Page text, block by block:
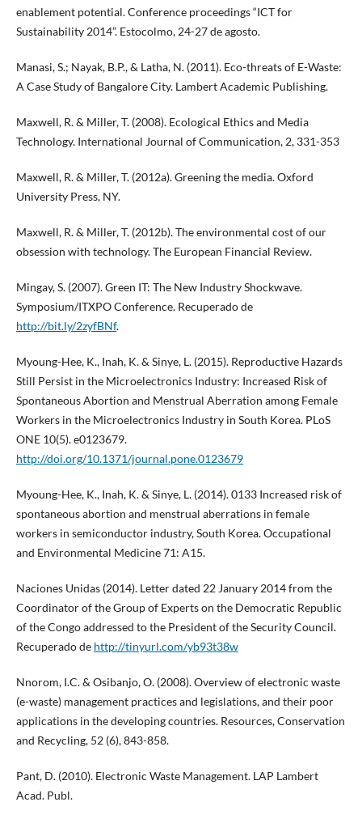
enablement potential. Conference proceedings “ICT for
Sustainability 2014”. Estocolmo, 24-27 de agosto.
Manasi, S.; Nayak, B.P., & Latha, N. (2011). Eco-threats of E-Waste:
A Case Study of Bangalore City. Lambert Academic Publishing.
Maxwell, R. & Miller, T. (2008). Ecological Ethics and Media
Technology. International Journal of Communication, 2, 331-353
Maxwell, R. & Miller, T. (2012a). Greening the media. Oxford
University Press, NY.
Maxwell, R. & Miller, T. (2012b). The environmental cost of our
obsession with technology. The European Financial Review.
Mingay, S. (2007). Green IT: The New Industry Shockwave.
Symposium/ITXPO Conference. Recuperado de
http://bit.ly/2zyfBNf.
Myoung-Hee, K., Inah, K. & Sinye, L. (2015). Reproductive Hazards
Still Persist in the Microelectronics Industry: Increased Risk of
Spontaneous Abortion and Menstrual Aberration among Female
Workers in the Microelectronics Industry in South Korea. PLoS
ONE 10(5). e0123679.
http://doi.org/10.1371/journal.pone.0123679
Myoung-Hee, K., Inah, K. & Sinye, L. (2014). 0133 Increased risk of
spontaneous abortion and menstrual aberrations in female
workers in semiconductor industry, South Korea. Occupational
and Environmental Medicine 71: A15.
Naciones Unidas (2014). Letter dated 22 January 2014 from the
Coordinator of the Group of Experts on the Democratic Republic
of the Congo addressed to the President of the Security Council.
Recuperado de http://tinyurl.com/yb93t38w
Nnorom, I.C. & Osibanjo, O. (2008). Overview of electronic waste
(e-waste) management practices and legislations, and their poor
applications in the developing countries. Resources, Conservation
and Recycling, 52 (6), 843-858.
Pant, D. (2010). Electronic Waste Management. LAP Lambert
Acad. Publ.